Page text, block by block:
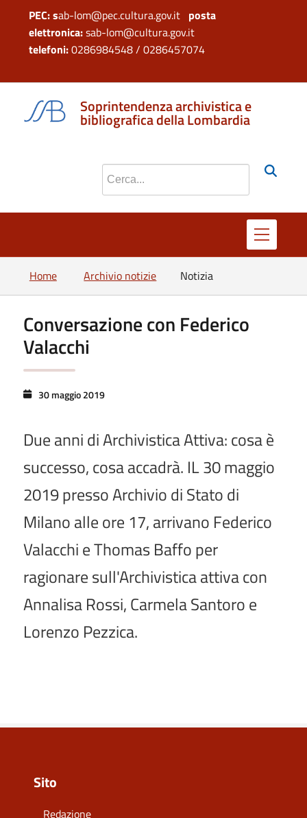
PEC: sab-lom@pec.cultura.gov.it posta
elettronica:sab-lom@cultura.gov.it
telefoni:0286984548 / 0286457074
Soprintendenza archivistica e
bibliografica della Lombardia
Cerca nel sito
Home Archivio notizie Notizia
Conversazione con Federico
Valacchi
30 maggio 2019
Due anni di Archivistica Attiva: cosa è
successo, cosa accadrà. IL 30 maggio
2019 presso Archivio di Stato di
Milano alle ore 17, arrivano Federico
Valacchi e Thomas Baffo per
ragionare sull'Archivistica attiva con
Annalisa Rossi, Carmela Santoro e
Lorenzo Pezzica.
Sito
Redazione